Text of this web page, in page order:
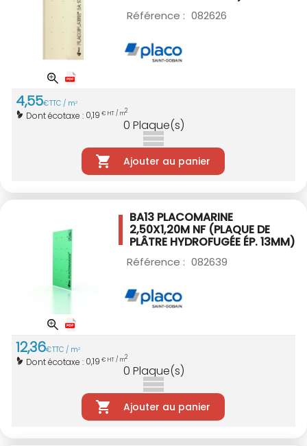
Référence : 082626
4,55€TTC / m2
Dont écotaxe : 0,19 € HT / m2
0 Plaque(s)
Ajouter au panier
BA13 PLACOMARINE
2,50X1,20M NF (PLAQUE DE
PLÂTRE HYDROFUGÉE ÉP. 13MM)
Référence : 082639
12,36€TTC / m2
Dont écotaxe : 0,19 € HT / m2
0 Plaque(s)
Ajouter au panier